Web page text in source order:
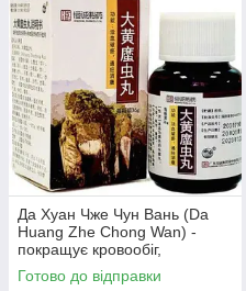
Да Хуан Чже Чун Вань (Da
Huang Zhe Chong Wan) -
покращує кровообіг,
протизапальне
Готово до відправки